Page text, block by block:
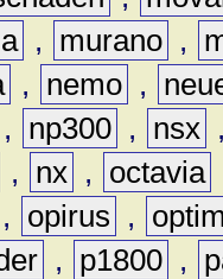
, murano ,
, nemo ,
, np300 , nsx ,
, nx , octavia
, opirus ,
, p1800 ,